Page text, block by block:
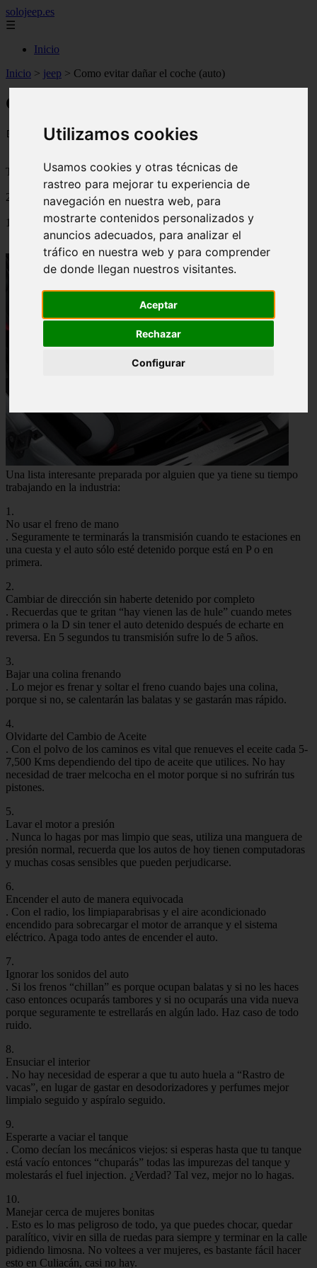
Utilizamos cookies
Usamos cookies y otras técnicas de
rastreo para mejorar tu experiencia de
navegación en nuestra web, para
mostrarte contenidos personalizados y
anuncios adecuados, para analizar el
tráfico en nuestra web y para comprender
de donde llegan nuestros visitantes.
Aceptar
Rechazar
Configurar
solojeep.es
☰
Inicio
Inicio > jeep > Como evitar dañar el coche (auto)
Como evitar dañar el coche (auto)
📅 03/09/2025
Tutoriales para el Auto
2010-10-21
1437
Una lista interesante preparada por alguien que ya tiene su tiempo
trabajando en la industria:
1.
No usar el freno de mano
. Seguramente te terminarás la transmisión cuando te estaciones en
una cuesta y el auto sólo esté detenido porque está en P o en
primera.
2.
Cambiar de dirección sin haberte detenido por completo
. Recuerdas que te gritan “hay vienen las de hule” cuando metes
primera o la D sin tener el auto detenido después de echarte en
reversa. En 5 segundos tu transmisión sufre lo de 5 años.
3.
Bajar una colina frenando
. Lo mejor es frenar y soltar el freno cuando bajes una colina,
porque si no, se calentarán las balatas y se gastarán mas rápido.
4.
Olvidarte del Cambio de Aceite
. Con el polvo de los caminos es vital que renueves el eceite cada 5-
7,500 Kms dependiendo del tipo de aceite que utilices. No hay
necesidad de traer melcocha en el motor porque si no sufrirán tus
pistones.
5.
Lavar el motor a presión
. Nunca lo hagas por mas limpio que seas, utiliza una manguera de
presión normal, recuerda que los autos de hoy tienen computadoras
y muchas cosas sensibles que pueden perjudicarse.
6.
Encender el auto de manera equivocada
. Con el radio, los limpiaparabrisas y el aire acondicionado
encendido para sobrecargar el motor de arranque y el sistema
eléctrico. Apaga todo antes de encender el auto.
7.
Ignorar los sonidos del auto
. Si los frenos “chillan” es porque ocupan balatas y si no les haces
caso entonces ocuparás tambores y si no ocuparás una vida nueva
porque seguramente te estrellarás en algún lado. Haz caso de todo
ruido.
8.
Ensuciar el interior
. No hay necesidad de esperar a que tu auto huela a “Rastro de
vacas”, en lugar de gastar en desodorizadores y perfumes mejor
limpialo seguido y aspíralo seguido.
9.
Esperarte a vaciar el tanque
. Como decían los mecánicos viejos: si esperas hasta que tu tanque
está vacío entonces “chuparás” todas las impurezas del tanque y
molestarás el fuel injection. ¿Verdad? Tal vez, mejor no lo hagas.
10.
Manejar cerca de mujeres bonitas
. Esto es lo mas peligroso de todo, ya que puedes chocar, quedar
paralítico, vivir en silla de ruedas para siempre y terminar en la calle
pidiendo limosna. No voltees a ver mujeres, es bastante fácil hacer
esto en Culiacán, casi no hay.